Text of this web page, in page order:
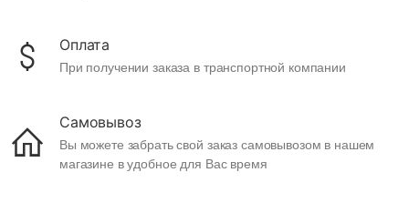
Оплата
При получении заказа в транспортной компании
Самовывоз
Вы можете забрать свой заказ самовывозом в нашем
магазине в удобное для Вас время